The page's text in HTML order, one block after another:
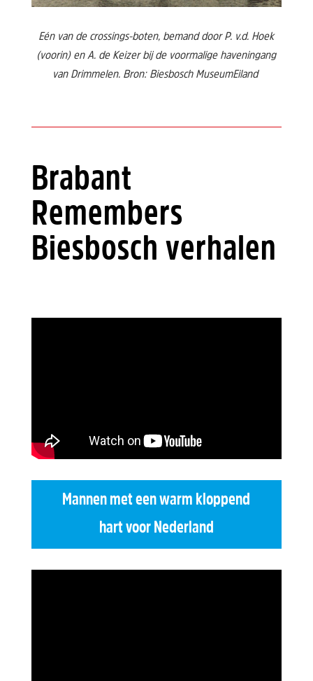
Eén van de crossings-boten, bemand door P. v.d. Hoek
(voorin) en A. de Keizer bij de voormalige haveningang
van Drimmelen. Bron: Biesbosch MuseumEiland
Brabant
Remembers
Biesbosch verhalen
Mannen met een warm kloppend
hart voor Nederland